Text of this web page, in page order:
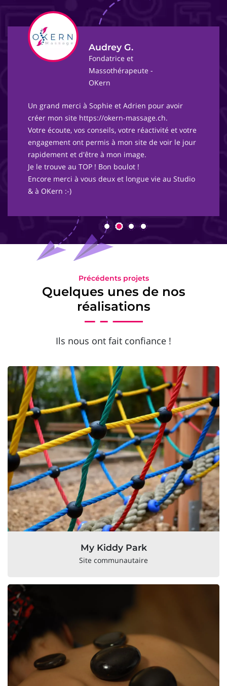
Audrey G.
Fondatrice et
Massothérapeute -
OKern
Un grand merci à Sophie et Adrien pour avoir
créer mon site https://okern-massage.ch.
Votre écoute, vos conseils, votre réactivité et votre
engagement ont permis à mon site de voir le jour
rapidement et d'être à mon image.
Je le trouve au TOP ! Bon boulot !
Encore merci à vous deux et longue vie au Studio
& à OKern :-)
Précédents projets
Quelques unes de nos
réalisations
Ils nous ont fait confiance !
My Kiddy Park
Site communautaire